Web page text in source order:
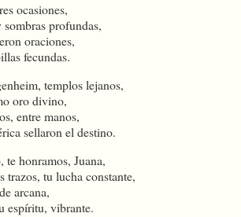
ocasiones,
profundas,
oraciones,
fecundas.
templos lejanos,
oro divino,
entre manos,
sellaron el destino.
te honramos, Juana,
trazos, tu lucha constante,
arcana,
espíritu, vibrante.